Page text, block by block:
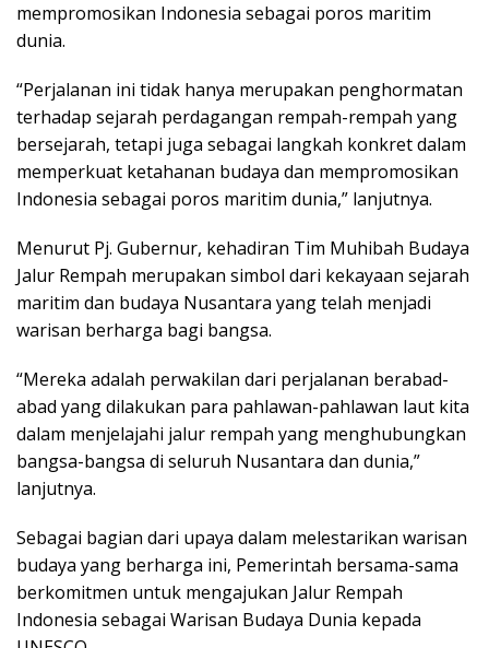
mempromosikan Indonesia sebagai poros maritim
dunia.
“Perjalanan ini tidak hanya merupakan penghormatan
terhadap sejarah perdagangan rempah-rempah yang
bersejarah, tetapi juga sebagai langkah konkret dalam
memperkuat ketahanan budaya dan mempromosikan
Indonesia sebagai poros maritim dunia,” lanjutnya.
Menurut Pj. Gubernur, kehadiran Tim Muhibah Budaya
Jalur Rempah merupakan simbol dari kekayaan sejarah
maritim dan budaya Nusantara yang telah menjadi
warisan berharga bagi bangsa.
“Mereka adalah perwakilan dari perjalanan berabad-
abad yang dilakukan para pahlawan-pahlawan laut kita
dalam menjelajahi jalur rempah yang menghubungkan
bangsa-bangsa di seluruh Nusantara dan dunia,”
lanjutnya.
Sebagai bagian dari upaya dalam melestarikan warisan
budaya yang berharga ini, Pemerintah bersama-sama
berkomitmen untuk mengajukan Jalur Rempah
Indonesia sebagai Warisan Budaya Dunia kepada